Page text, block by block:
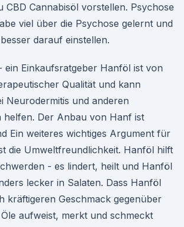
CBD Cannabisöl vorstellen. Psychose
viel über die Psychose gelernt und
darauf einstellen.
ein Einkaufsratgeber Hanföl ist von
Qualität und kann
Neurodermitis und anderen
helfen. Der Anbau von Hanf ist
Ein weiteres wichtiges Argument für
die Umweltfreundlichkeit. Hanföl hilft
- es lindert, heilt und Hanföl
lecker in Salaten. Dass Hanföl
kräftigeren Geschmack gegenüber
aufweist, merkt und schmeckt